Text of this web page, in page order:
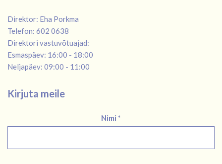
Direktor: Eha Porkma
Telefon: 602 0638
Direktori vastuvõtuajad:
Esmaspäev: 16:00 - 18:00
Neljapäev: 09:00 - 11:00
Kirjuta meile
Nimi *